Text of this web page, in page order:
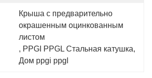
Крыша с предварительно
окрашенным оцинкованным
листом
, PPGI PPGL Стальная катушка
Дом ppgi ppgl